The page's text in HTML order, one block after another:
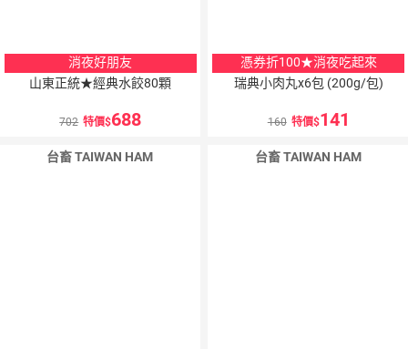
消夜好朋友
山東正統★經典水餃80顆
702 特價 688
憑券折100★消夜吃起來
瑞典小肉丸x6包 (200g/包)
160 特價 141
台畜 TAIWAN HAM 台畜 TAIWAN HAM